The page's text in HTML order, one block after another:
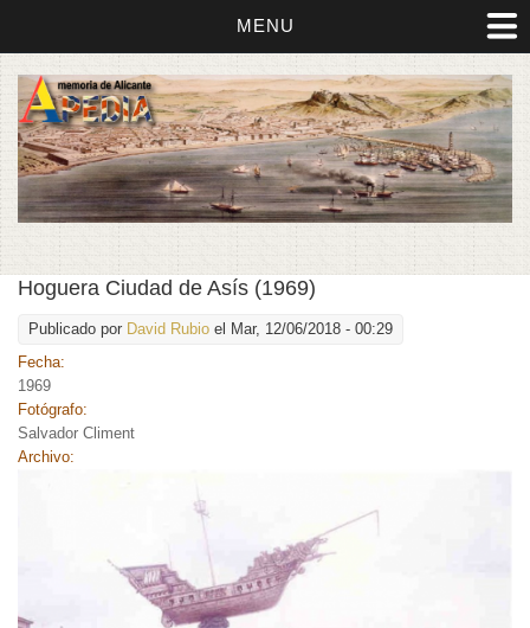
MENU
Hoguera Ciudad de Asís (1969)
Publicado por David Rubio el Mar, 12/06/2018 - 00:29
Fecha:
1969
Fotógrafo:
Salvador Climent
Archivo: